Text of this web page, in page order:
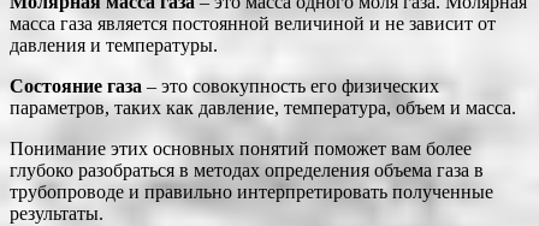
масса газа является постоянной величиной и не зависит от
давления и температуры.
Состояние газа – это совокупность его физических
параметров, таких как давление, температура, объем и масса.
Понимание этих основных понятий поможет вам более
глубоко разобраться в методах определения объема газа в
трубопроводе и правильно интерпретировать полученные
результаты.